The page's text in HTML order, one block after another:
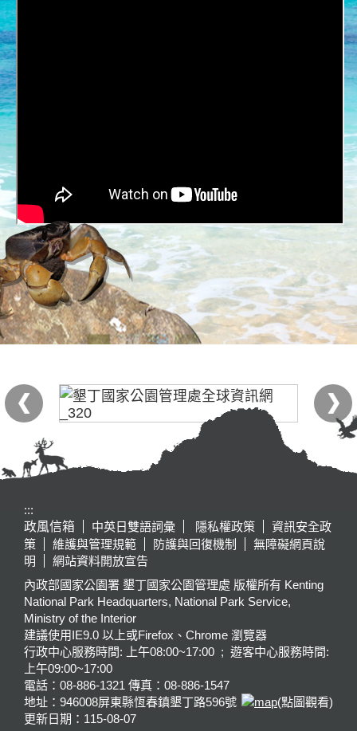
:::
政風信箱
中英日雙語詞彙 隱私權政策
資訊安全政
策
維護與管理規範 防護與回復機制
無障礙網頁說
明
網站資料開放宣告
內政部國家公園署 墾丁國家公園管理處 版權所有 Kenting
National Park Headquarters, National Park Service,
Ministry of the Interior
建議使用IE9.0 以上或Firefox、Chrome 瀏覽器
行政中心服務時間: 上午08:00~17:00 ; 遊客中心服務時間:
上午09:00~17:00
電話：08-886-1321 傳真：08-886-1547
地址：946008屏東縣恆春鎮墾丁路596號
(點圖觀看)
更新日期： 115-08-07